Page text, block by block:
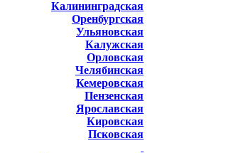
Калининградская
Оренбургская
Ульяновская
Калужская
Орловская
Челябинская
Кемеровская
Пензенская
Ярославская
Кировская
Псковская